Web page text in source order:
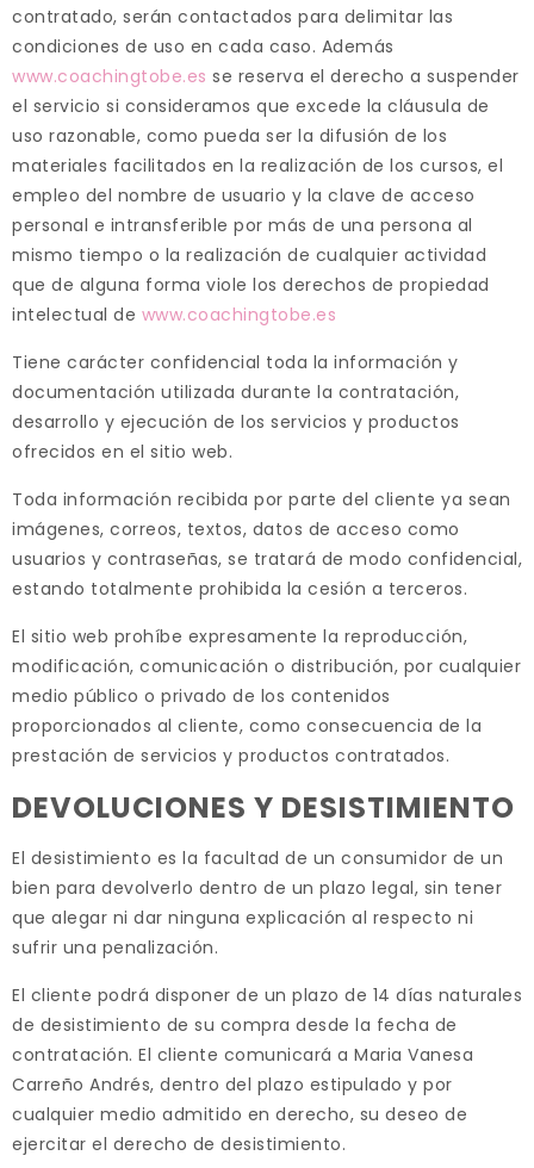
contratado, serán contactados para delimitar las
condiciones de uso en cada caso. Además
www.coachingtobe.es se reserva el derecho a suspender
el servicio si consideramos que excede la cláusula de
uso razonable, como pueda ser la difusión de los
materiales facilitados en la realización de los cursos, el
empleo del nombre de usuario y la clave de acceso
personal e intransferible por más de una persona al
mismo tiempo o la realización de cualquier actividad
que de alguna forma viole los derechos de propiedad
intelectual de www.coachingtobe.es
Tiene carácter confidencial toda la información y
documentación utilizada durante la contratación,
desarrollo y ejecución de los servicios y productos
ofrecidos en el sitio web.
Toda información recibida por parte del cliente ya sean
imágenes, correos, textos, datos de acceso como
usuarios y contraseñas, se tratará de modo confidencial,
estando totalmente prohibida la cesión a terceros.
El sitio web prohíbe expresamente la reproducción,
modificación, comunicación o distribución, por cualquier
medio público o privado de los contenidos
proporcionados al cliente, como consecuencia de la
prestación de servicios y productos contratados.
DEVOLUCIONES Y DESISTIMIENTO
El desistimiento es la facultad de un consumidor de un
bien para devolverlo dentro de un plazo legal, sin tener
que alegar ni dar ninguna explicación al respecto ni
sufrir una penalización.
El cliente podrá disponer de un plazo de 14 días naturales
de desistimiento de su compra desde la fecha de
contratación. El cliente comunicará a Maria Vanesa
Carreño Andrés, dentro del plazo estipulado y por
cualquier medio admitido en derecho, su deseo de
ejercitar el derecho de desistimiento.